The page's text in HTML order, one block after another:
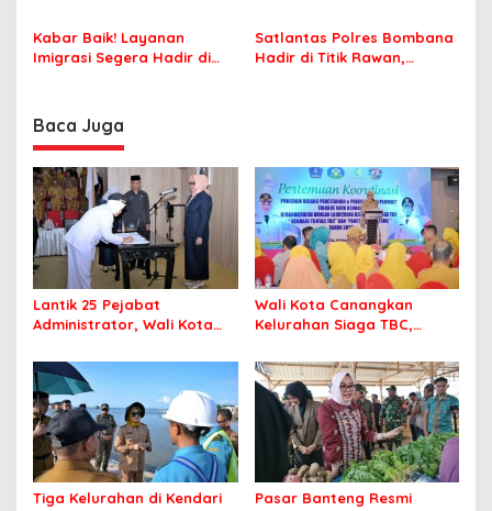
Jamaah Tetap Sehat dan
Nyaman Beribadah
Korupsi Jembatan Cirauci II
Kabar Baik! Layanan
Imigrasi Segera Hadir di
Satlantas Polres Bombana
Hadir di Titik Rawan,
Baca Juga
Lantik 25 Pejabat
Administrator, Wali Kota
Berintegritas dan
Profesional Layani
Masyarakat
Wali Kota Canangkan
Kelurahan Siaga TBC,
Bebas Tuberkulosis
Tiga Kelurahan di Kendari
Pasar Banteng Resmi